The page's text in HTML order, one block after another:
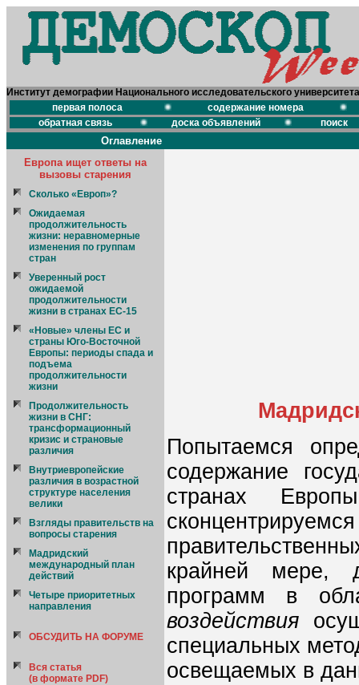
Институт демографии Национального исследовательского
первая полоса
содержание номера
обратная связь
доска объявлений поиск
Оглавление
Европа ищет ответы на
вызовы старения
Сколько «Европ»?
Ожидаемая
продолжительность
жизни: неравномерные
изменения по группам
стран
Уверенный рост
ожидаемой
продолжительности
жизни в странах ЕС-15
«Новые» члены ЕС и
страны Юго-Восточной
Европы: периоды спада и
подъема
продолжительности
жизни
Продолжительность
жизни в СНГ:
трансформационный
кризис и страновые
различия
Внутриевропейские
различия в возрастной
структуре населения
велики
Взгляды правительств на
вопросы старения
Мадридский
международный план
действий
Четыре приоритетных
направления
ОБСУДИТЬ НА ФОРУМЕ
Вся статья
(в формате PDF)
Попытаемся
содержание
странах
крайней мере,
программ в
воздействия
специальных
освещаемых в